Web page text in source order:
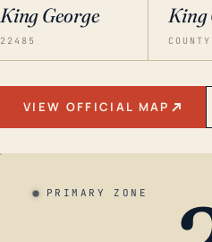
King George
22485
King
COUNTY
VIEW OFFICIAL MAP
PRIMARY ZONE